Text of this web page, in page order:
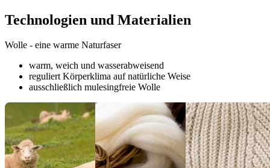
Technologien und Materialien
Wolle - eine warme Naturfaser
warm, weich und wasserabweisend
reguliert Körperklima auf natürliche Weise
ausschließlich mulesingfreie Wolle